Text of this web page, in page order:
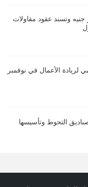
تضخ 3.5 مليار جنيه وتسند عقود مقاولات
لريادة الأعمال في نوفمبر
التحوط وتأسيسها